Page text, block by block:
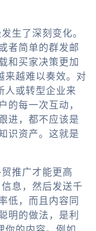
生了深刻变化。
者简单的群发邮
和买家决策更加
来越难以奏效。对
人或转型企业来
的每一次互动，
进，都不应该是
识资产。这就是
推广才能更高
息，然后发送千
低，而且内容同
明的做法，是利